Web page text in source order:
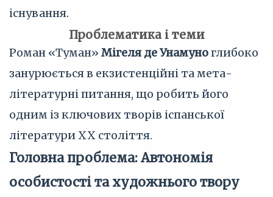
існування.
Проблематика і теми
Роман «Туман» Мігеля де Унамуноглибоко
занурюється в екзистенційні та мета-
літературні питання, що робить його
одним із ключових творів іспанської
літератури XX століття.
Головна проблема: Автономія
особистості та художнього твору